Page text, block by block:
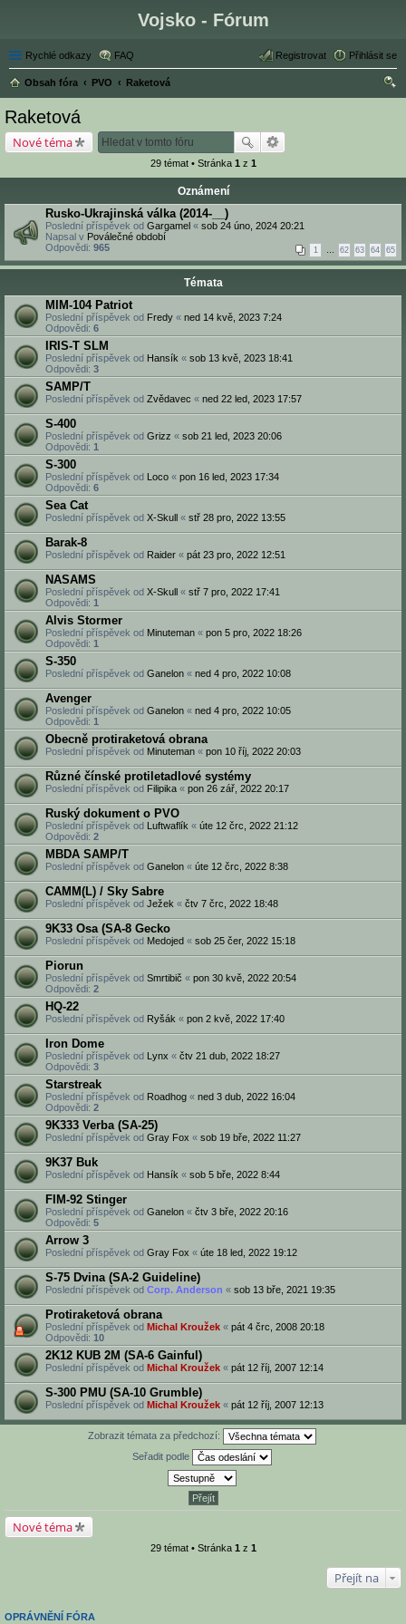
Vojsko - Fórum
Rychlé odkazy FAQ Přihlásit se
Registrovat
Obsah fóra PVO
Raketová
Raketová
Nové téma
29 témat • Stránka 1 z 1
Oznámení
Rusko-Ukrajinská válka (2014-__)
Poslední příspěvek od Gargamel « sob 24 úno, 2024 20:21
Napsal v Poválečné období
Odpovědi: 965 1 … 62 63 64 65
Témata
MIM-104 Patriot
Poslední příspěvek od Fredy « ned 14 kvě, 2023 7:24
Odpovědi: 6
IRIS-T SLM
Poslední příspěvek od Hansík « sob 13 kvě, 2023 18:41
Odpovědi: 3
SAMP/T
Poslední příspěvek od Zvědavec « ned 22 led, 2023 17:57
S-400
Poslední příspěvek od Grizz « sob 21 led, 2023 20:06
Odpovědi: 1
S-300
Poslední příspěvek od Loco « pon 16 led, 2023 17:34
Odpovědi: 6
Sea Cat
Poslední příspěvek od X-Skull « stř 28 pro, 2022 13:55
Barak-8
Poslední příspěvek od Raider « pát 23 pro, 2022 12:51
NASAMS
Poslední příspěvek od X-Skull « stř 7 pro, 2022 17:41
Odpovědi: 1
Alvis Stormer
Poslední příspěvek od Minuteman « pon 5 pro, 2022 18:26
Odpovědi: 1
S-350
Poslední příspěvek od Ganelon « ned 4 pro, 2022 10:08
Avenger
Poslední příspěvek od Ganelon « ned 4 pro, 2022 10:05
Odpovědi: 1
Obecně protiraketová obrana
Poslední příspěvek od Minuteman « pon 10 říj, 2022 20:03
Různé čínské protiletadlové systémy
Poslední příspěvek od Filipika « pon 26 zář, 2022 20:17
Ruský dokument o PVO
Poslední příspěvek od Luftwaflík « úte 12 črc, 2022 21:12
Odpovědi: 2
MBDA SAMP/T
Poslední příspěvek od Ganelon « úte 12 črc, 2022 8:38
CAMM(L) / Sky Sabre
Poslední příspěvek od Ježek « čtv 7 črc, 2022 18:48
9K33 Osa (SA-8 Gecko
Poslední příspěvek od Medojed « sob 25 čer, 2022 15:18
Piorun
Poslední příspěvek od Smrtibič « pon 30 kvě, 2022 20:54
Odpovědi: 2
HQ-22
Poslední příspěvek od Ryšák « pon 2 kvě, 2022 17:40
Iron Dome
Poslední příspěvek od Lynx « čtv 21 dub, 2022 18:27
Odpovědi: 3
Starstreak
Poslední příspěvek od Roadhog « ned 3 dub, 2022 16:04
Odpovědi: 2
9K333 Verba (SA-25)
Poslední příspěvek od Gray Fox « sob 19 bře, 2022 11:27
9K37 Buk
Poslední příspěvek od Hansík « sob 5 bře, 2022 8:44
FIM-92 Stinger
Poslední příspěvek od Ganelon « čtv 3 bře, 2022 20:16
Odpovědi: 5
Arrow 3
Poslední příspěvek od Gray Fox « úte 18 led, 2022 19:12
S-75 Dvina (SA-2 Guideline)
Poslední příspěvek od Corp. Anderson « sob 13 bře, 2021 19:35
Protiraketová obrana
Poslední příspěvek od Michal Kroužek « pát 4 črc, 2008 20:18
Odpovědi: 10
2K12 KUB 2M (SA-6 Gainful)
Poslední příspěvek od Michal Kroužek « pát 12 říj, 2007 12:14
S-300 PMU (SA-10 Grumble)
Poslední příspěvek od Michal Kroužek « pát 12 říj, 2007 12:13
Zobrazit témata za předchozí:
Seřadit podle
Nové téma
29 témat • Stránka 1 z 1
Přejít na
OPRÁVNĚNÍ FÓRA